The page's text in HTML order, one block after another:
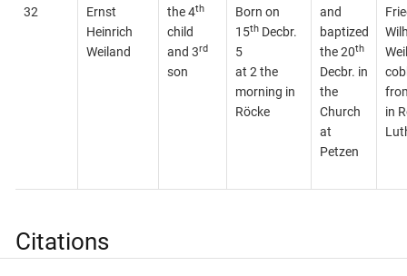
32
Ernst
Heinrich
Weiland
the 4th
child
and 3rd
son
Born on
15thDecbr.
5
at 2 the
morning in
Röcke
and
baptized
the 20th
Decbr. in
the
Church
at
Petzen
in
Citations